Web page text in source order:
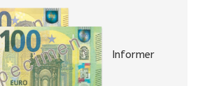
Informer